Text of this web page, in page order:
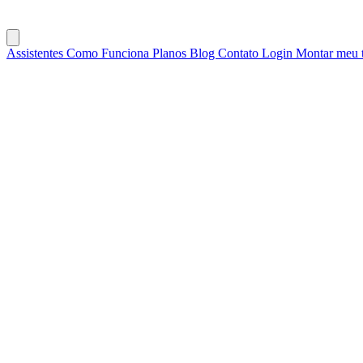
Assistentes Como Funciona Planos Blog Contato Login Montar meu